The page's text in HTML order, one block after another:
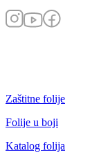
Zaštitne folije
Folije u boji
Katalog folija